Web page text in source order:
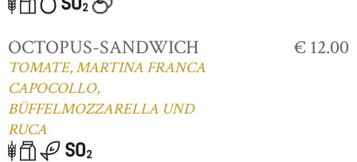
OCTOPUS-SANDWICH
TOMATE, MARTINA FRANCA
CAPOCOLLO,
BÜFFELMOZZARELLA UND
RUCA
€ 12.00